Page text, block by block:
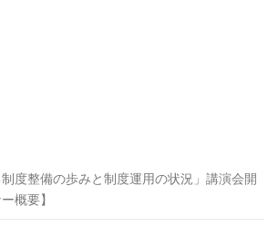
度整備の歩みと制度運用の状況」講演会開
概要】